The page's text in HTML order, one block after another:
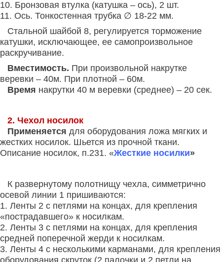
10. Бронзовая втулка (катушка – ось), 2 шт.
11. Ось. Тонкостенная трубка ∅ 18-22 мм.
Стальной шайбой 8, регулируется торможение
катушки, исключающее, ее самопроизвольное
раскручивание.
Вместимость. При произвольной накрутке
веревки – 40м. При плотной – 60м.
Время накрутки 40 м веревки (среднее) – 20 сек.
2. Чехол носилок
Применяется для оборудования ложа мягких и
жестких носилок. Шьется из прочной ткани.
Описание носилок, п.231. «Жесткие носилки»
К развернутому полотнищу чехла, симметрично
осевой линии 1 пришиваются:
1. Ленты 2 с петлями на концах, для крепления
«пострадавшего» к носилкам.
2. Ленты 3 с петлями на концах, для крепления
средней поперечной жерди к носилкам.
3. Ленты 4 с несколькими карманами, для крепления
оборудования скруток (2 палочки и 2 петли на